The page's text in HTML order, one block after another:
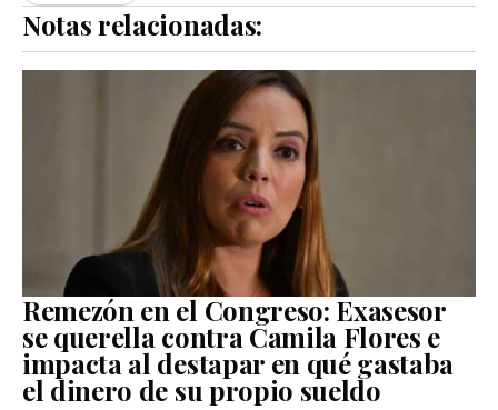
Notas relacionadas:
Remezón en el Congreso: Exasesor
se querella contra Camila Flores e
impacta al destapar en qué gastaba
el dinero de su propio sueldo